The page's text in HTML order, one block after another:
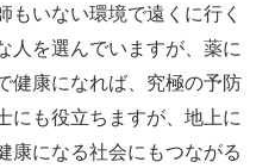
もいない環境で遠くに行く
人を選んでいますが、薬に
健康になれば、究極の予防
にも役立ちますが、地上に
康になる社会にもつながる